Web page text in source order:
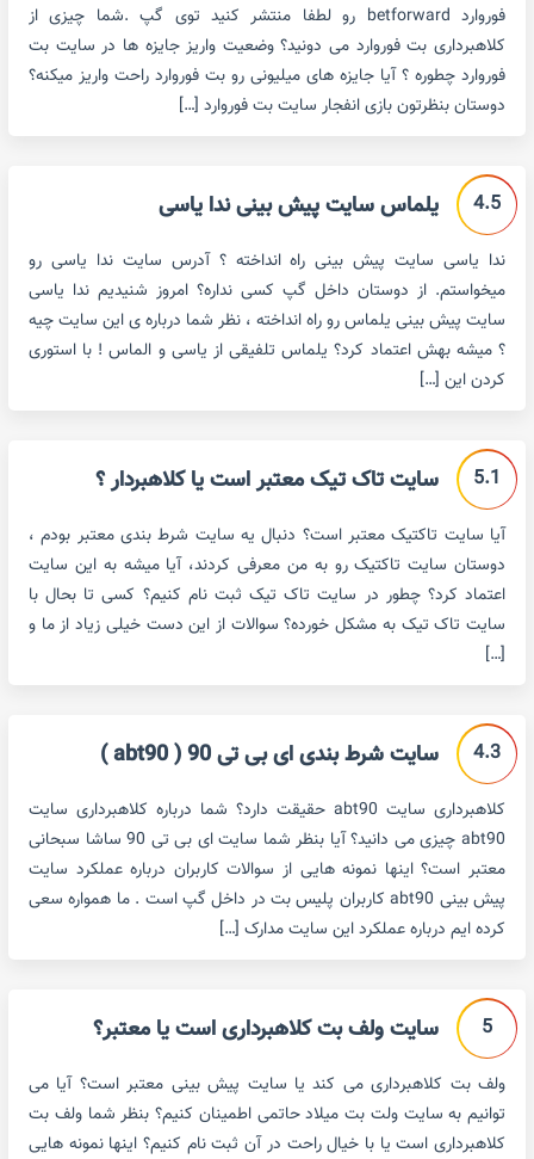
فوروارد betforward رو لطفا منتشر کنید توی گپ .شما چیزی از
کلاهبرداری بت فوروارد می دونید؟ وضعیت واریز جایزه ها در سایت بت
فوروارد چطوره ؟ آیا جایزه های میلیونی رو بت فوروارد راحت واریز میکنه؟
دوستان بنظرتون بازی انفجار سایت بت فوروارد […]
4.5 یلماس سایت پیش بینی ندا یاسی
ندا یاسی سایت پیش بینی راه انداخته ؟ آدرس سایت ندا یاسی رو
میخواستم. از دوستان داخل گپ کسی نداره؟ امروز شنیدیم ندا یاسی
سایت پیش بینی یلماس رو راه انداخته ، نظر شما درباره ی این سایت چیه
؟ میشه بهش اعتماد کرد؟ یلماس تلفیقی از یاسی و الماس ! با استوری
کردن این […]
5.1 سایت تاک تیک معتبر است یا کلاهبردار ؟
آیا سایت تاکتیک معتبر است؟ دنبال یه سایت شرط بندی معتبر بودم ،
دوستان سایت تاکتیک رو به من معرفی کردند، آیا میشه به این سایت
اعتماد کرد؟ چطور در سایت تاک تیک ثبت نام کنیم؟ کسی تا بحال با
سایت تاک تیک به مشکل خورده؟ سوالات از این دست خیلی زیاد از ما و
[…]
4.3 سایت شرط بندی ای بی تی 90 ( abt90 )
کلاهبرداری سایت abt90 حقیقت دارد؟ شما درباره کلاهبرداری سایت
abt90 چیزی می دانید؟ آیا بنظر شما سایت ای بی تی 90 ساشا سبحانی
معتبر است؟ اینها نمونه هایی از سوالات کاربران درباره عملکرد سایت
پیش بینی abt90 کاربران پلیس بت در داخل گپ است . ما همواره سعی
کرده ایم درباره عملکرد این سایت مدارک […]
5 سایت ولف بت کلاهبرداری است یا معتبر؟
ولف بت کلاهبرداری می کند یا سایت پیش بینی معتبر است؟ آیا می
توانیم به سایت ولت بت میلاد حاتمی اطمینان کنیم؟ بنظر شما ولف بت
کلاهبرداری است یا با خیال راحت در آن ثبت نام کنیم؟ اینها نمونه هایی